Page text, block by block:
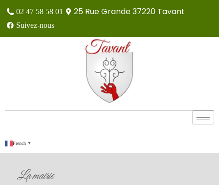
02 47 58 58 01 25 Rue Grande 37220 Tavant
Suivez-nous
French ▼
La mairie